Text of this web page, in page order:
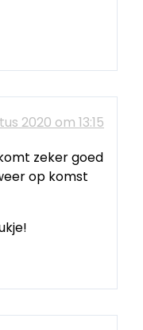
2020 om 13:15
zeker goed
op komst